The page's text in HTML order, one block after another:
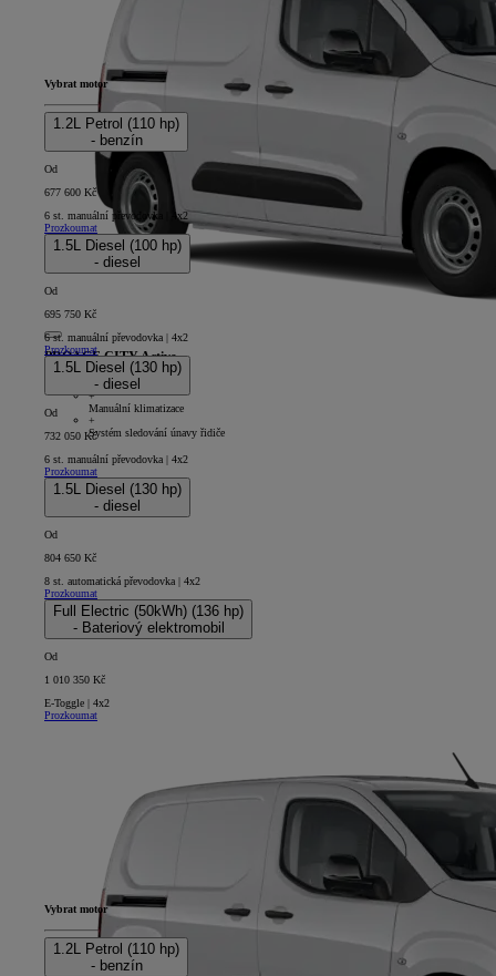
PROACE CITY Active
4D - Panel Van Short
+
Manuální klimatizace
+
Systém sledování únavy řidiče
Vybrat motor
1.2L Petrol (110 hp)
- benzín
Od
677 600 Kč
6 st. manuální převodovka | 4x2
Prozkoumat
1.5L Diesel (100 hp)
- diesel
Od
695 750 Kč
6 st. manuální převodovka | 4x2
Prozkoumat
1.5L Diesel (130 hp)
- diesel
Od
732 050 Kč
6 st. manuální převodovka | 4x2
Prozkoumat
1.5L Diesel (130 hp)
- diesel
Od
804 650 Kč
8 st. automatická převodovka | 4x2
Prozkoumat
Full Electric (50kWh) (136 hp)
- Bateriový elektromobil
Od
1 010 350 Kč
E-Toggle | 4x2
Prozkoumat
Vybrat motor
1.2L Petrol (110 hp)
- benzín